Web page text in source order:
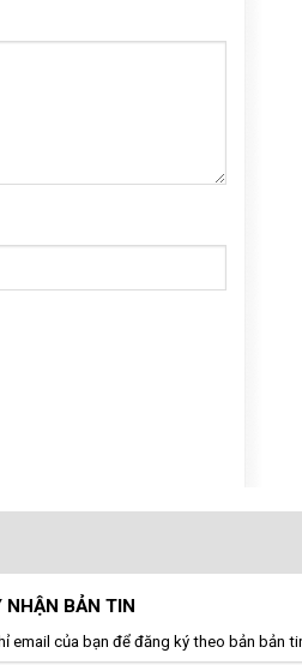
NHẬN BẢN TIN
email của bạn để đăng ký theo bản bản